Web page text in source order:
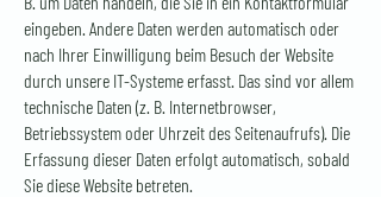
eingeben. Andere Daten werden automatisch oder
nach Ihrer Einwilligung beim Besuch der Website
durch unsere IT-Systeme erfasst. Das sind vor allem
technische Daten (z. B. Internetbrowser,
Betriebssystem oder Uhrzeit des Seitenaufrufs). Die
Erfassung dieser Daten erfolgt automatisch, sobald
Sie diese Website betreten.